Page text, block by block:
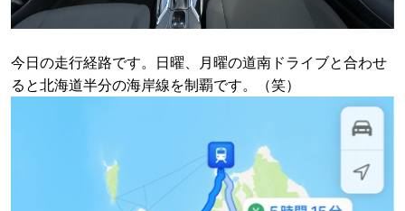
今日の走行経路です。日曜、月曜の道南ドライブと合わせ
ると北海道半分の海岸線を制覇です。（笑）